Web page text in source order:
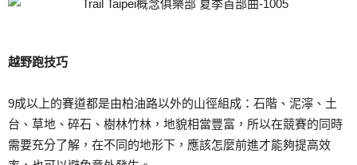
越野跑技巧
9成以上的賽道都是由柏油路以外的山徑組成：石階、泥濘、土
台、草地、碎石、樹林竹林，地貌相當豐富，所以在競賽的同時
需要充分了解，在不同的地形下，應該怎麼前進才能夠提高效